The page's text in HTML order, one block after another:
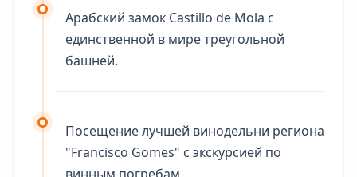
Арабский замок Castillo de Mola с
единственной в мире треугольной
башней.
Посещение лучшей винодельни региона
"Francisco Gomes" с экскурсией по
винным погребам.